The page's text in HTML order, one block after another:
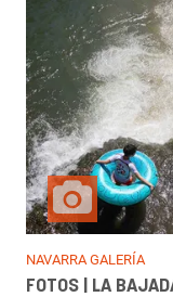
NAVARRA GALERÍA
FOTOS | LA